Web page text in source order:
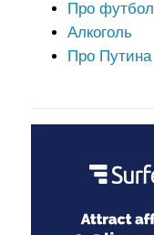
Про футбол
Алкоголь
Про Путина